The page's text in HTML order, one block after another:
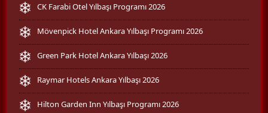
CK Farabi Otel Yılbaşı Programı 2026
Mövenpick Hotel Ankara Yılbaşı Programı 2026
Green Park Hotel Ankara Yılbaşı 2026
Raymar Hotels Ankara Yılbaşı 2026
Hilton Garden Inn Yılbaşı Programı 2026